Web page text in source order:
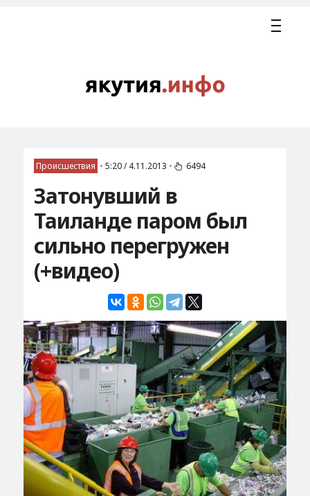
Происшествия • 5:20 / 4.11.2013 • 6494
Затонувший в
Таиланде паром был
сильно перегружен
(+видео)